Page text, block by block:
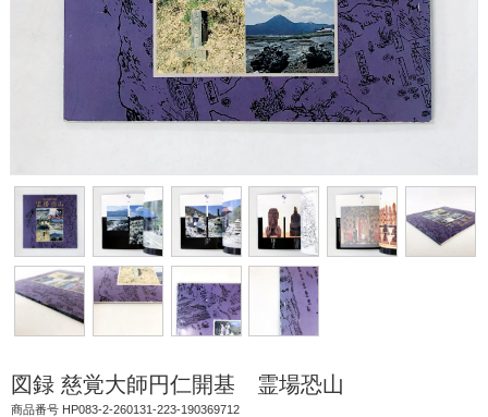
図録 慈覚大師円仁開基 霊場恐山
商品番号 HP083-2-260131-223-190369712